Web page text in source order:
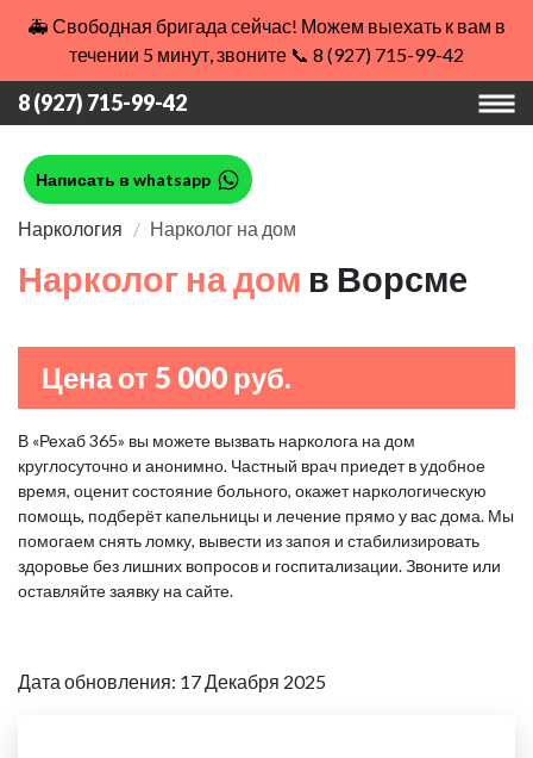
🚑 Свободная бригада сейчас! Можем выехать к вам в
течении 5 минут, звоните 📞 8 (927) 715-99-42
8 (927) 715-99-42
Написать в whatsapp
Наркология Нарколог на дом
Нарколог на дом в Ворсме
Цена от 5 000 руб.
В «Рехаб 365» вы можете вызвать нарколога на дом
круглосуточно и анонимно. Частный врач приедет в удобное
время, оценит состояние больного, окажет наркологическую
помощь, подберёт капельницы и лечение прямо у вас дома. Мы
помогаем снять ломку, вывести из запоя и стабилизировать
здоровье без лишних вопросов и госпитализации. Звоните или
оставляйте заявку на сайте.
Дата обновления: 17 Декабря 2025